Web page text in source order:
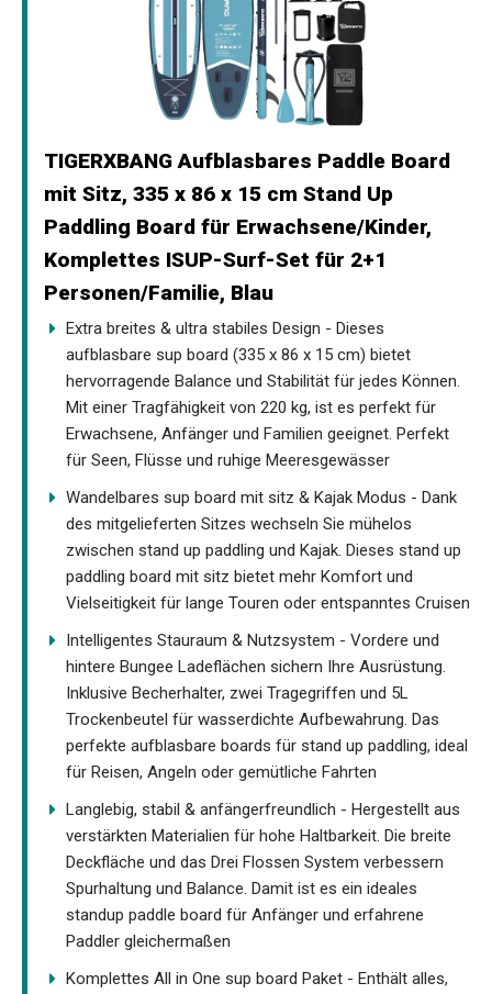
TIGERXBANG Aufblasbares Paddle Board
mit Sitz, 335 x 86 x 15 cm Stand Up
Paddling Board für Erwachsene/Kinder,
Komplettes ISUP-Surf-Set für 2+1
Personen/Familie, Blau
Extra breites & ultra stabiles Design - Dieses
aufblasbare sup board (335 x 86 x 15 cm) bietet
hervorragende Balance und Stabilität für jedes Können.
Mit einer Tragfähigkeit von 220 kg, ist es perfekt für
Erwachsene, Anfänger und Familien geeignet. Perfekt
für Seen, Flüsse und ruhige Meeresgewässer
Wandelbares sup board mit sitz & Kajak Modus - Dank
des mitgelieferten Sitzes wechseln Sie mühelos
zwischen stand up paddling und Kajak. Dieses stand up
paddling board mit sitz bietet mehr Komfort und
Vielseitigkeit für lange Touren oder entspanntes Cruisen
Intelligentes Stauraum & Nutzsystem - Vordere und
hintere Bungee Ladeflächen sichern Ihre Ausrüstung.
Inklusive Becherhalter, zwei Tragegriffen und 5L
Trockenbeutel für wasserdichte Aufbewahrung. Das
perfekte aufblasbare boards für stand up paddling, ideal
für Reisen, Angeln oder gemütliche Fahrten
Langlebig, stabil & anfängerfreundlich - Hergestellt aus
verstärkten Materialien für hohe Haltbarkeit. Die breite
Deckfläche und das Drei Flossen System verbessern
Spurhaltung und Balance. Damit ist es ein ideales
standup paddle board für Anfänger und erfahrene
Paddler gleichermaßen
Komplettes All in One sup board Paket - Enthält alles,